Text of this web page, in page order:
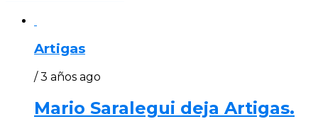
Artigas
/ 3 años ago
Mario Saralegui deja Artigas.